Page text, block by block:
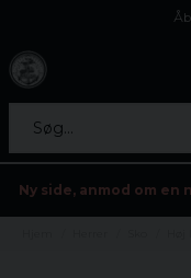
Søg...
Ny side, anmod om en